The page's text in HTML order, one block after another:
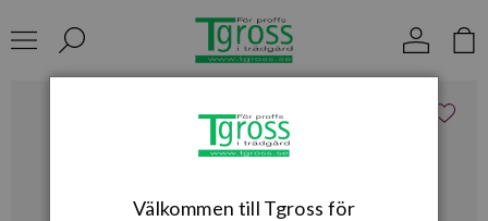
Välkommen till Tgross för